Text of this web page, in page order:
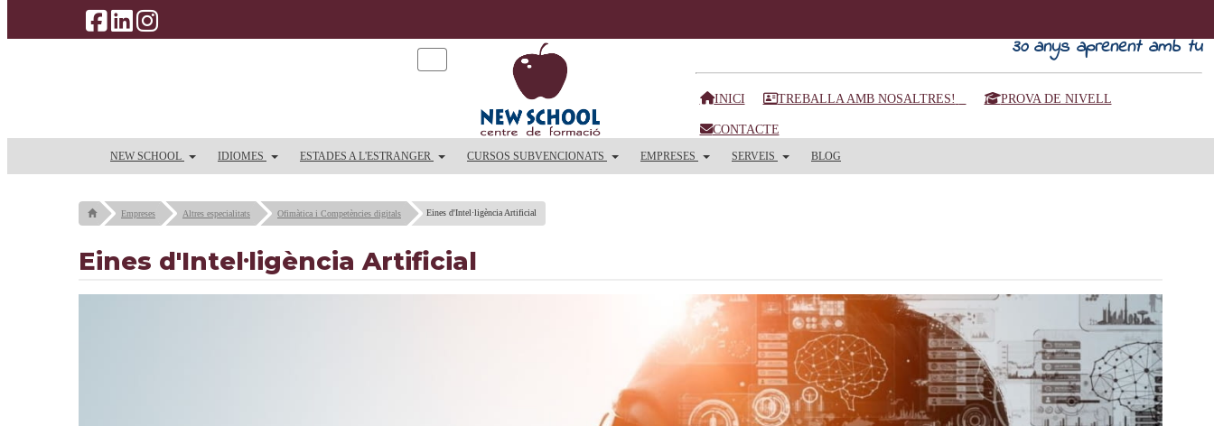
30 anys aprenent amb tu
INICI TREBALLA AMB NOSALTRES! PROVA DE NIVELL
CONTACTE
NEW SCHOOL IDIOMES ESTADES A L'ESTRANGER CURSOS SUBVENCIONATS EMPRESES SERVEIS BLOG
Empreses Altres especialitats Ofimàtica i Competències digitals Eines d'Intel·ligència Artificial
Eines d'Intel·ligència Artificial